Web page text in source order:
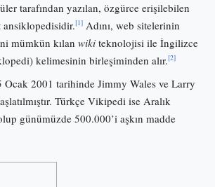
tarafından yazılan, özgürce erişilebilen
[1] Adını, web sitelerinin
mümkün kılan wiki teknolojisi ile İngilizce
kelimesinin birleşiminden alır.[2]
2001 tarihinde Jimmy Wales ve Larry
Türkçe Vikipedi ise Aralık
günümüzde 500.000’i aşkın madde